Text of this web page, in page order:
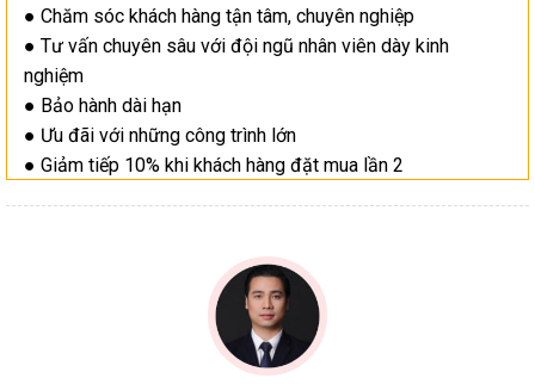
● Chăm sóc khách hàng tận tâm, chuyên nghiệp
● Tư vấn chuyên sâu với đội ngũ nhân viên dày kinh
nghiệm
● Bảo hành dài hạn
● Ưu đãi với những công trình lớn
● Giảm tiếp 10% khi khách hàng đặt mua lần 2